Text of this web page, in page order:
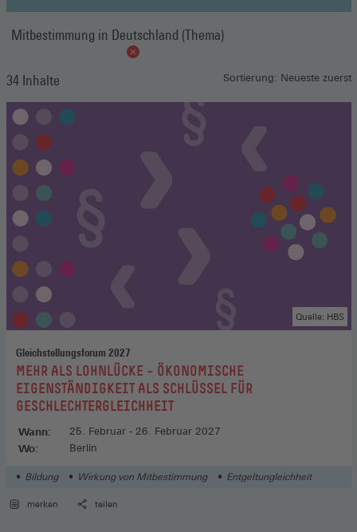
Mitbestimmung in Deutschland (Thema)
34 Inhalte Sortierung: Neueste zuerst
Gleichstellungsforum 2027
:MEHR ALS LOHNLÜCKE – ÖKONOMISCHE
EIGENSTÄNDIGKEIT ALS SCHLÜSSEL FÜR
GESCHLECHTERGLEICHHEIT
Quelle: HBS
Wann: 25. Februar - 26. Februar 2027
Wo: Berlin
Bildung Wirkung von Mitbestimmung Entgeltungleichheit
merken teilen